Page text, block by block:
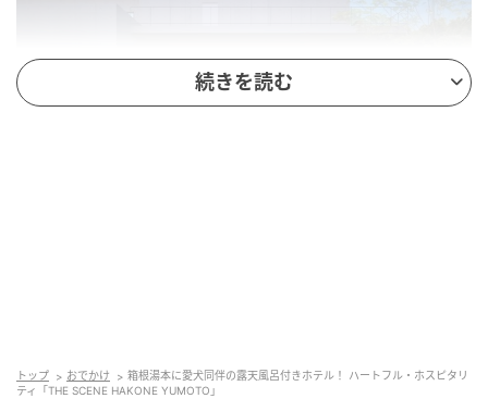
アクセス：箱根登山鉄道「箱根湯本」駅 徒歩20分
公式サイト：thescene-hakoneyumoto.com
続きを読む
トップ おでかけ
箱根湯本に愛犬同伴の露天風呂付きホテル！ ハートフル・ホスピタリ
ティ「THE SCENE HAKONE YUMOTO」